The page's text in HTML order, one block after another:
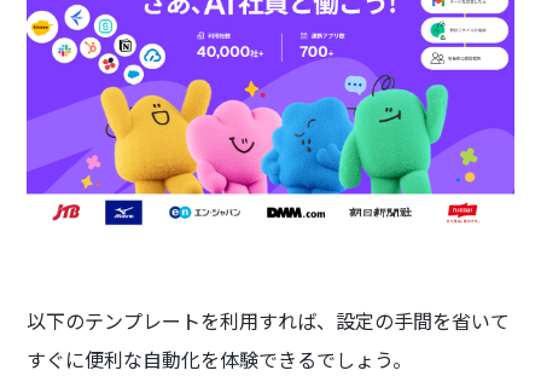
以下のテンプレートを利用すれば、設定の手間を省いて
すぐに便利な自動化を体験できるでしょう。